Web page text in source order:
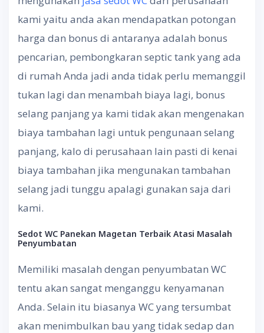
kami yaitu anda akan mendapatkan potongan
harga dan bonus di antaranya adalah bonus
pencarian, pembongkaran septic tank yang ada
di rumah Anda jadi anda tidak perlu memanggil
tukan lagi dan menambah biaya lagi, bonus
selang panjang ya kami tidak akan mengenakan
biaya tambahan lagi untuk pengunaan selang
panjang, kalo di perusahaan lain pasti di kenai
biaya tambahan jika mengunakan tambahan
selang jadi tunggu apalagi gunakan saja dari
kami.
Sedot WC Panekan Magetan Terbaik Atasi Masalah
Penyumbatan
Memiliki masalah dengan penyumbatan WC
tentu akan sangat menganggu kenyamanan
Anda. Selain itu biasanya WC yang tersumbat
akan menimbulkan bau yang tidak sedap dan